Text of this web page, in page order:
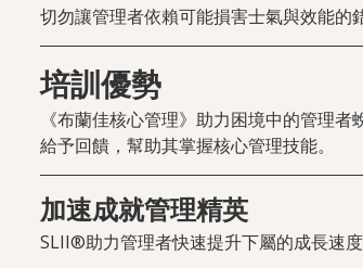
切勿讓管理者依賴可能損害士氣與效能
培訓優勢
《布蘭佳核心管理》助力困境中的管理
給予回饋，幫助其掌握核心管理技能。
加速成就管理精英
SLII®助力管理者快速提升下屬的成長速